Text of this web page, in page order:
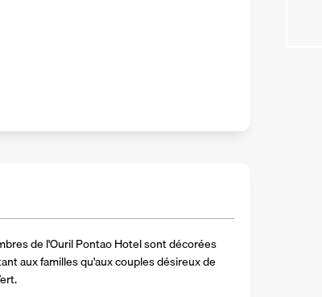
de l'Ouril Pontao Hotel sont décorées
aux familles qu'aux couples désireux de